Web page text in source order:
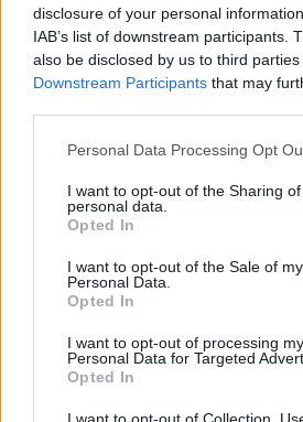
disclosure of your personal
IAB’s list of downstream participants.
also be disclosed by us to third
Downstream Participants that may
Please note that this website/app
not limited to your visit or usage
grant or deny consent to Google and
use your data for below specified
consent section.
Personal Data Processing Opt
I want to opt-out of the Sharing
personal data.
Opted In
I want to opt-out of the Sale of my
Personal Data.
Opted In
I want to opt-out of processing my
Personal Data for Targeted
Opted In
Hétvégi
művészeti vásár 2.0
Ha még nem tudjátok, mit
délután, akkor gyertek a